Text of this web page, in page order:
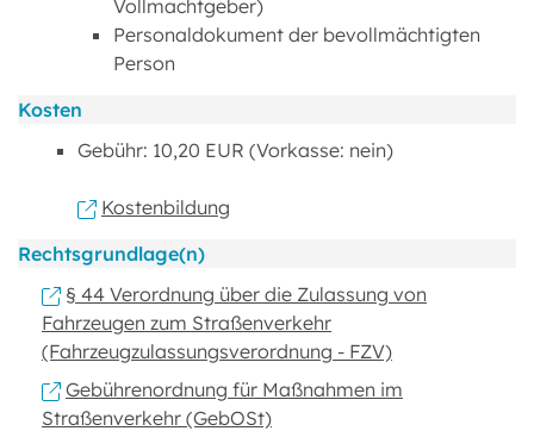
Vollmachtgeber)
Personaldokument der bevollmächtigten
Person
Kosten
Gebühr: 10,20 EUR (Vorkasse: nein)
Kostenbildung
Rechtsgrundlage(n)
§ 44 Verordnung über die Zulassung von
Fahrzeugen zum Straßenverkehr
(Fahrzeugzulassungsverordnung - FZV)
Gebührenordnung für Maßnahmen im
Straßenverkehr (GebOSt)